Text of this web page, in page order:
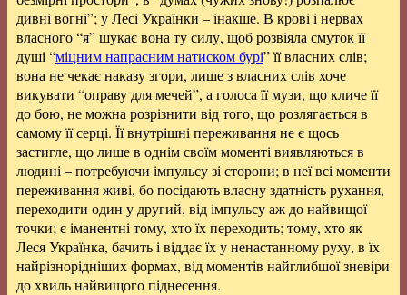
дивні вогні”; у Лесі Українки – інакше. В крові і нервах
власного “я” шукає вона ту силу, щоб розвіяла смуток її
душі “міцним напрасним натиском бурі” її власних слів;
вона не чекає наказу згори, лише з власних слів хоче
викувати “оправу для мечей”, а голоса її музи, що кличе її
до бою, не можна розрізнити від того, що розлягається в
самому її серці. Її внутрішні переживання не є щось
застигле, що лише в однім своїм моменті виявляються в
людині – потребуючи імпульсу зі сторони; в неї всі моменти
переживання живі, бо посідають власну здатність рухання,
переходити один у другий, від імпульсу аж до найвищої
точки; є іманентні тому, хто їх переходить; тому, хто як
Леся Українка, бачить і віддає їх у ненастанному руху, в їх
найрізнорідніших формах, від моментів найглибшої зневіри
до хвиль найвищого піднесення.